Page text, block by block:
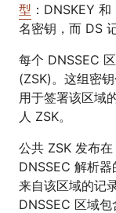
型 ：DNSKEY
名密钥，而 DS
每个 DNSSEC
(ZSK)。这组密
用于签署该区域
人 ZSK。
公共 ZSK 发布
DNSSEC 解析
来自该区域的记
DNSSEC 区域